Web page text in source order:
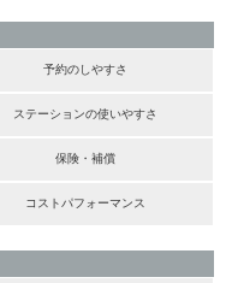
予約のしやすさ
ステーションの使いやすさ
保険・補償
コストパフォーマンス